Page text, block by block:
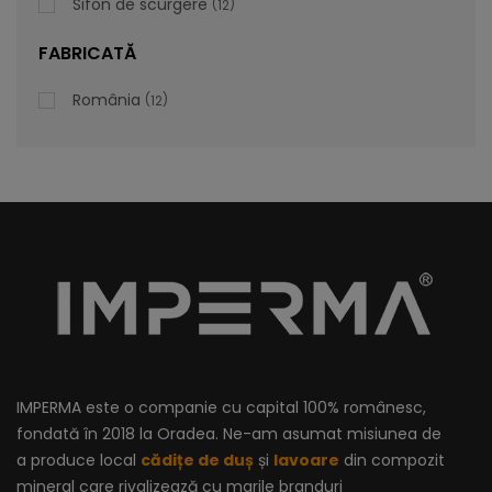
996,47lei
Sifon de scurgere 12
FABRICATĂ
România 12
IMPERMA este o companie cu capital 100% românesc,
fondată în 2018 la Oradea. Ne-am asumat misiunea de
a produce local cădițe de duș și lavoare din compozit
mineral care rivalizează cu marile branduri